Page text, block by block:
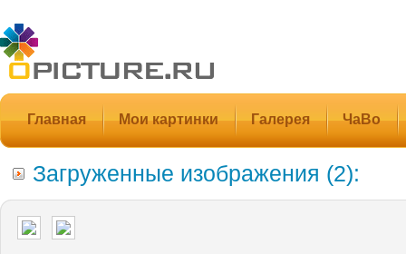
Главная Мои картинки Галерея ЧаВо
Загруженные изображения (2):